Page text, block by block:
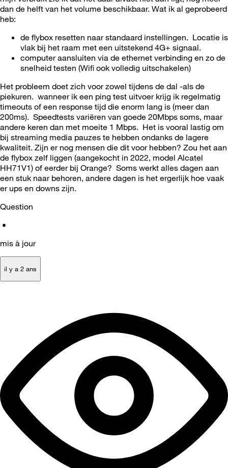
dan de helft van het volume beschikbaar. Wat ik al geprobeerd
heb:
de flybox resetten naar standaard instellingen. Locatie is
vlak bij het raam met een uitstekend 4G+ signaal.
computer aansluiten via de ethernet verbinding en zo de
snelheid testen (Wifi ook volledig uitschakelen)
Het probleem doet zich voor zowel tijdens de dal -als de
piekuren. wanneer ik een ping test uitvoer krijg ik regelmatig
timeouts of een response tijd die enorm lang is (meer dan
200ms). Speedtests variëren van goede 20Mbps soms, maar
andere keren dan met moeite 1 Mbps. Het is vooral lastig om
bij streaming media pauzes te hebben ondanks de lagere
kwaliteit. Zijn er nog mensen die dit voor hebben? Zou het aan
de flybox zelf liggen (aangekocht in 2022, model Alcatel
HH71V1) of eerder bij Orange? Soms werkt alles dagen aan
een stuk naar behoren, andere dagen is het ergerlijk hoe vaak
er ups en downs zijn.
Question
•
mis à jour
il y a 2 ans